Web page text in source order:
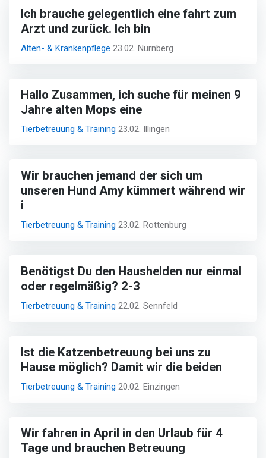
Ich brauche gelegentlich eine fahrt zum
Arzt und zurück. Ich bin
Alten- & Krankenpflege 23.02. Nürnberg
Hallo Zusammen, ich suche für meinen 9
Jahre alten Mops eine
Tierbetreuung & Training 23.02. Illingen
Wir brauchen jemand der sich um
unseren Hund Amy kümmert während wir
i
Tierbetreuung & Training 23.02. Rottenburg
Benötigst Du den Haushelden nur einmal
oder regelmäßig? 2-3
Tierbetreuung & Training 22.02. Sennfeld
Ist die Katzenbetreuung bei uns zu
Hause möglich? Damit wir die beiden
Tierbetreuung & Training 20.02. Einzingen
Wir fahren in April in den Urlaub für 4
Tage und brauchen Betreuung